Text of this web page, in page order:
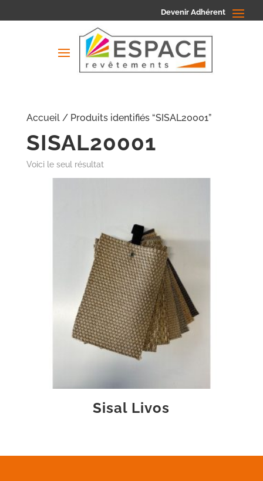
Devenir Adhérent
Accueil/ Produits identifiés “SISAL20001”
SISAL20001
Voici le seul résultat
Sisal Livos